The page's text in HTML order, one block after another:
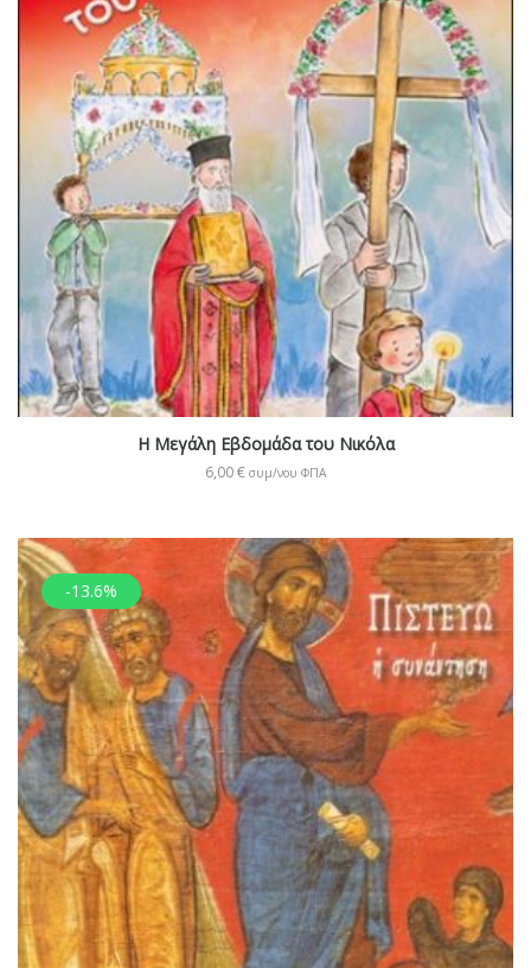
Η Μεγάλη Εβδομάδα του Νικόλα
6,00€ συμ/νου ΦΠΑ
-13.6%